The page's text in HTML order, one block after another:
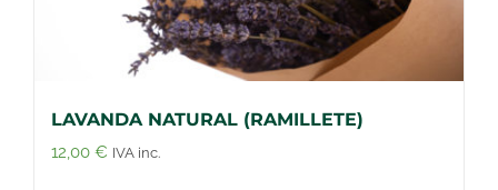
LAVANDA NATURAL (RAMILLETE)
12,00 € IVA inc.